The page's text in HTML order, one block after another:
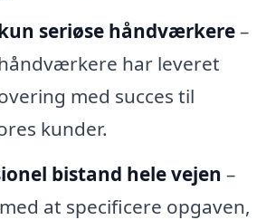
seriøse håndværkere–
har leveret
med succes til
kunder.
bistand hele vejen –
at specificere opgaven,